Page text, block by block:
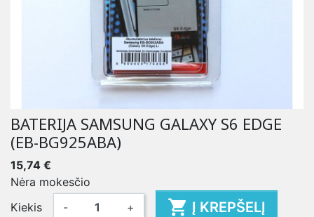
BATERIJA SAMSUNG GALAXY S6 EDGE
(EB-BG925ABA)
15,74 €
Nėra mokesčio
Kiekis
- +  Į KREPŠELĮ